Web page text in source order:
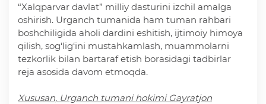
Korrupsiyaga qarshi kurashish bo'yicha idoraviy
hujjatlar
Korrupsiyaga qarshi kurashish bo'yicha amalga
“Xalqparvar davlat” milliy dasturini izchil amalga
oshirish. Urganch tumanida ham tuman rahbari
boshchiligida aholi dardini eshitish, ijtimoiy himoya
qilish, sog‘lig‘ini mustahkamlash, muammolarni
tezkorlik bilan bartaraf etish borasidagi tadbirlar
reja asosida davom etmoqda.
Xususan, Urganch tumani hokimi Gayratjon